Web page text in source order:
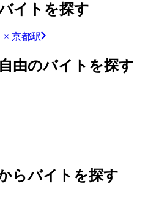
イトを探す
× 京都駅
由のバイトを探す
らバイトを探す